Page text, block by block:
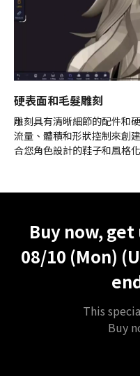
硬表面和毛髮雕刻
雕刻具有清晰細節的配件和
流量、體積和形狀控制來創
合您角色設計的鞋子和風格
Buy now,
08/10 (Mon)
This
Buy